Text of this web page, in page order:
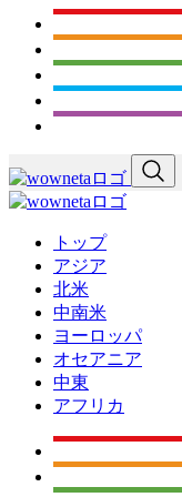
トップ
アジア
北米
中南米
ヨーロッパ
オセアニア
中東
アフリカ